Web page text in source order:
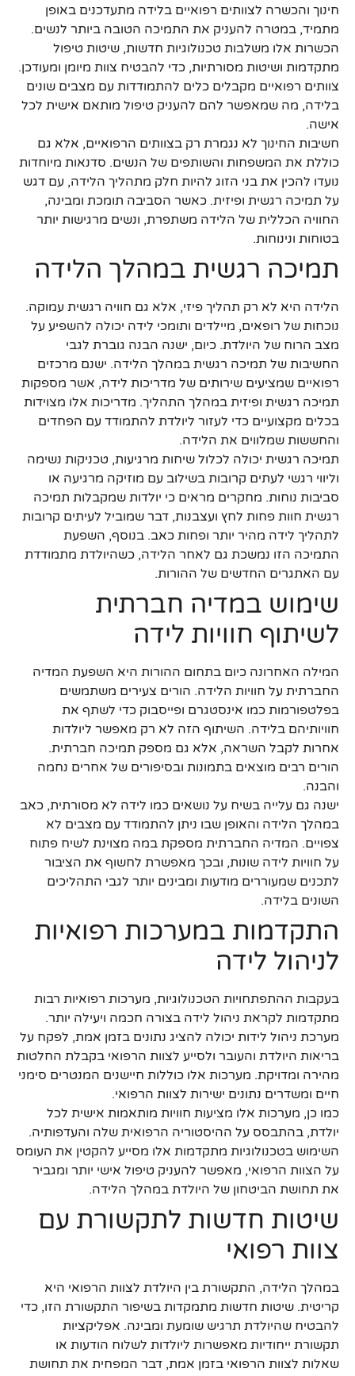
חינוך והכשרה לצוותים רפואיים בלידה מתעדכנים באופן
מתמיד, במטרה להעניק את התמיכה הטובה ביותר לנשים.
הכשרות אלו משלבות טכנולוגיות חדשות, שיטות טיפול
מתקדמות ושיטות מסורתיות, כדי להבטיח צוות מיומן ומעודכן.
צוותים רפואיים מקבלים כלים להתמודדות עם מצבים שונים
בלידה, מה שמאפשר להם להעניק טיפול מותאם אישית לכל
אישה.
חשיבות החינוך לא נגמרת רק בצוותים הרפואיים, אלא גם
כוללת את המשפחות והשותפים של הנשים. סדנאות מיוחדות
נועדו להכין את בני הזוג להיות חלק מתהליך הלידה, עם דגש
על תמיכה רגשית ופיזית. כאשר הסביבה תומכת ומבינה,
החוויה הכללית של הלידה משתפרת, ונשים מרגישות יותר
בטוחות ונינוחות.
תמיכה רגשית במהלך הלידה
הלידה היא לא רק תהליך פיזי, אלא גם חוויה רגשית עמוקה.
נוכחות של רופאים, מיילדים ותומכי לידה יכולה להשפיע על
מצב הרוח של היולדת. כיום, ישנה הבנה גוברת לגבי
החשיבות של תמיכה רגשית במהלך הלידה. ישנם מרכזים
רפואיים שמציעים שירותים של מדריכות לידה, אשר מספקות
תמיכה רגשית ופיזית במהלך התהליך. מדריכות אלו מצוידות
בכלים מקצועיים כדי לעזור ליולדת להתמודד עם הפחדים
והחששות שמלווים את הלידה.
תמיכה רגשית יכולה לכלול שיחות מרגיעות, טכניקות נשימה
וליווי רגשי לעתים קרובות בשילוב עם מוזיקה מרגיעה או
סביבות נוחות. מחקרים מראים כי יולדות שמקבלות תמיכה
רגשית חוות פחות לחץ ועצבנות, דבר שמוביל לעיתים קרובות
לתהליך לידה מהיר יותר ופחות כאב. בנוסף, השפעת
התמיכה הזו נמשכת גם לאחר הלידה, כשהיולדת מתמודדת
עם האתגרים החדשים של ההורות.
שימוש במדיה חברתית
לשיתוף חוויות לידה
המילה האחרונה כיום בתחום ההורות היא השפעת המדיה
החברתית על חוויות הלידה. הורים צעירים משתמשים
בפלטפורמות כמו אינסטגרם ופייסבוק כדי לשתף את
חוויותיהם בלידה. השיתוף הזה לא רק מאפשר ליולדות
אחרות לקבל השראה, אלא גם מספק תמיכה חברתית.
הורים רבים מוצאים בתמונות ובסיפורים של אחרים נחמה
והבנה.
ישנה גם עלייה בשיח על נושאים כמו לידה לא מסורתית, כאב
במהלך הלידה והאופן שבו ניתן להתמודד עם מצבים לא
צפויים. המדיה החברתית מספקת במה מצוינת לשיח פתוח
על חוויות לידה שונות, ובכך מאפשרת לחשוף את הציבור
לתכנים שמעוררים מודעות ומבינים יותר לגבי התהליכים
השונים בלידה.
התקדמות במערכות רפואיות
לניהול לידה
בעקבות ההתפתחויות הטכנולוגיות, מערכות רפואיות רבות
מתקדמות לקראת ניהול לידה בצורה חכמה ויעילה יותר.
מערכת ניהול לידות יכולה להציג נתונים בזמן אמת, לפקח על
בריאות היולדת והעובר ולסייע לצוות הרפואי בקבלת החלטות
מהירה ומדויקת. מערכות אלו כוללות חיישנים המנטרים סימני
חיים ומשדרים נתונים ישירות לצוות הרפואי.
כמו כן, מערכות אלו מציעות חוויות מותאמות אישית לכל
יולדת, בהתבסס על ההיסטוריה הרפואית שלה והעדפותיה.
השימוש בטכנולוגיות מתקדמות אלו מסייע להקטין את העומס
על הצוות הרפואי, מאפשר להעניק טיפול אישי יותר ומגביר
את תחושת הביטחון של היולדת במהלך הלידה.
שיטות חדשות לתקשורת עם
צוות רפואי
במהלך הלידה, התקשורת בין היולדת לצוות הרפואי היא
קריטית. שיטות חדשות מתמקדות בשיפור התקשורת הזו, כדי
להבטיח שהיולדת תרגיש שומעת ומבינה. אפליקציות
תקשורת ייחודיות מאפשרות ליולדות לשלוח הודעות או
שאלות לצוות הרפואי בזמן אמת, דבר המפחית את תחושת